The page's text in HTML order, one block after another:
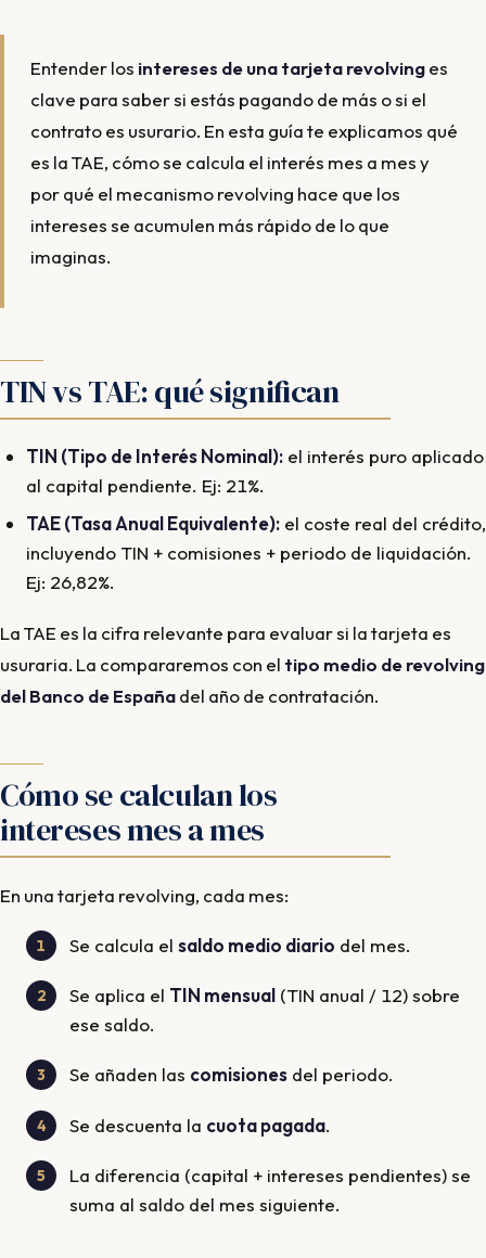
Entender los intereses de una tarjeta revolvinges
clave para saber si estás pagando de más o si el
contrato es usurario. En esta guía te explicamos qué
es la TAE, cómo se calcula el interés mes a mes y
por qué el mecanismo revolving hace que los
intereses se acumulen más rápido de lo que
imaginas.
TIN vs TAE: qué significan
TIN (Tipo de Interés Nominal): el interés puro aplicado
al capital pendiente. Ej: 21%.
TAE (Tasa Anual Equivalente): el coste real del crédito,
incluyendo TIN + comisiones + periodo de liquidación.
Ej: 26,82%.
La TAE es la cifra relevante para evaluar si la tarjeta es
usuraria. La compararemos con el tipo medio de revolving
del Banco de Españadel año de contratación.
Cómo se calculan los
intereses mes a mes
En una tarjeta revolving, cada mes:
Se calcula el saldo medio diario del mes.
Se aplica el TIN mensual (TIN anual / 12) sobre
ese saldo.
Se añaden las comisiones del periodo.
Se descuenta la cuota pagada.
La diferencia (capital + intereses pendientes) se
suma al saldo del mes siguiente.